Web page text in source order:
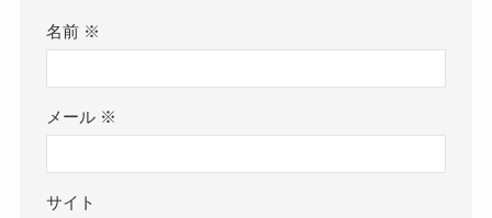
名前 ※
メール ※
サイト